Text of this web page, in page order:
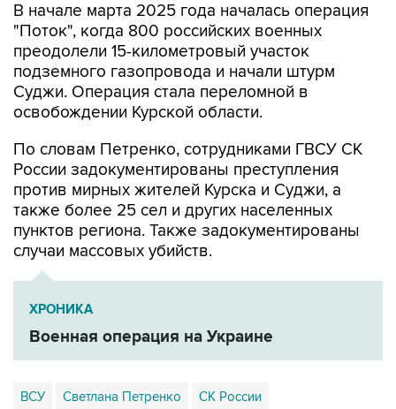
В начале марта 2025 года началась операция
"Поток", когда 800 российских военных
преодолели 15-километровый участок
подземного газопровода и начали штурм
Суджи. Операция стала переломной в
освобождении Курской области.
По словам Петренко, сотрудниками ГВСУ СК
России задокументированы преступления
против мирных жителей Курска и Суджи, а
также более 25 сел и других населенных
пунктов региона. Также задокументированы
случаи массовых убийств.
ХРОНИКА
Военная операция на Украине
ВСУ Светлана Петренко СК России